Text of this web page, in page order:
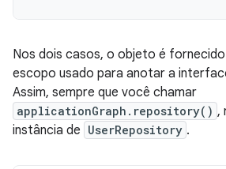
Nos dois casos, o objeto é
escopo usado para anotar a
Assim, sempre que você chamar
applicationGraph.repository() ,
instância de UserRepository .